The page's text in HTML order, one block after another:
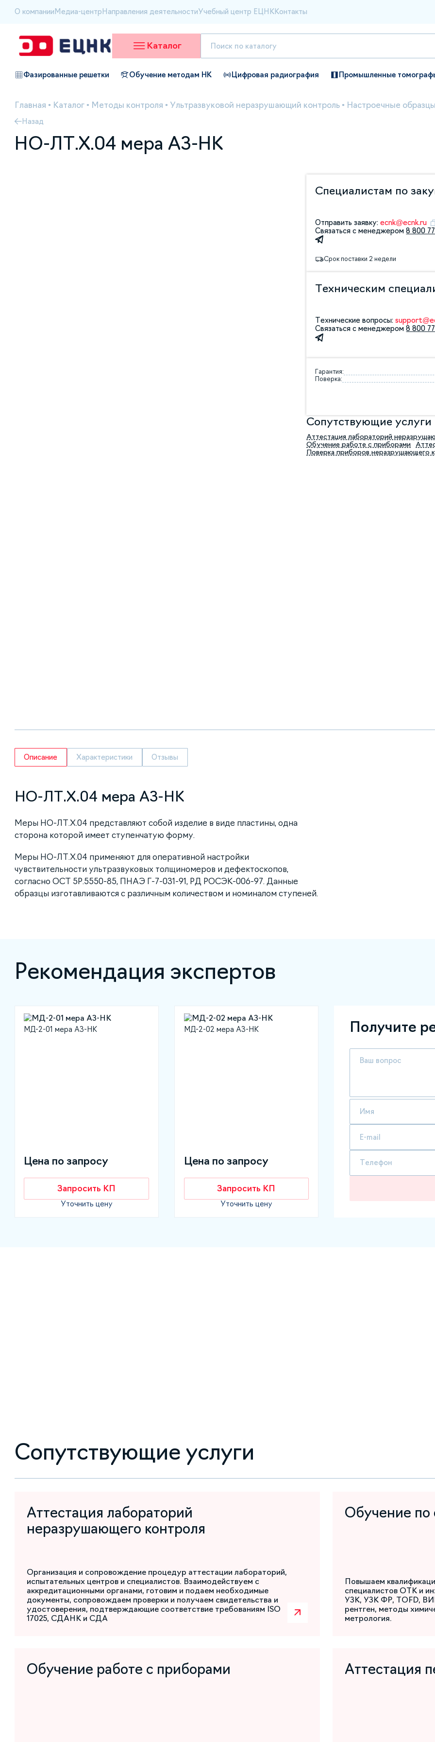
О компании Медиа-центр Направления деятельностиУчебный центр ЕЦНК Контакты
Каталог
Фазированные решетки Обучение методам НК Цифровая радиография Промышленные
Главная • Каталог • Методы контроля • Ультразвуковой неразрушающий контроль • Настроечные
Назад
НО-ЛТ.Х.04 мера АЗ-НК
Специалистам по
Отправить заявку:ecnk@ecnk.ru
Связаться с менеджером8 800
Срок поставки 2 недели
Техническим
Технические вопросы:
Связаться с менеджером8 800
Гарантия:
Поверка:
Сопутствующие услуги
Аттестация лабораторий
Обучение работе с приборами
Поверка приборов неразрушающего
Описание Характеристики Отзывы
НО-ЛТ.Х.04 мера АЗ-НК
Меры НО-ЛТ.Х.04 представляют собой изделие в виде пластины, одна
сторона которой имеет ступенчатую форму.
Меры НО-ЛТ.Х.04 применяют для оперативной настройки
чувствительности ультразвуковых толщиномеров и дефектоскопов,
согласно ОСТ 5Р.5550-85, ПНАЭ Г-7-031-91, РД РОСЭК-006-97. Данные
образцы изготавливаются с различным количеством и номиналом ступеней.
Рекомендация экспертов
МД-2-01 мера АЗ-НК
Цена по запросу
Запросить КП
Уточнить цену
МД-2-02 мера АЗ-НК
Цена по запросу
Запросить КП
Уточнить цену
Получите
Сопутствующие услуги
Аттестация лабораторий
неразрушающего контроля
Организация и сопровождение процедур аттестации лабораторий,
испытательных центров и специалистов. Взаимодействуем с
аккредитационными органами, готовим и подаем необходимые
документы, сопровождаем проверки и получаем свидетельства и
удостоверения, подтверждающие соответствие требованиям ISO
17025, СДАНК и СДА
Обучение
Повышаем
специалистов ОТК и
УЗК, УЗК ФР, TOFD,
рентген, методы
метрология.
Обучение работе с приборами Аттестация